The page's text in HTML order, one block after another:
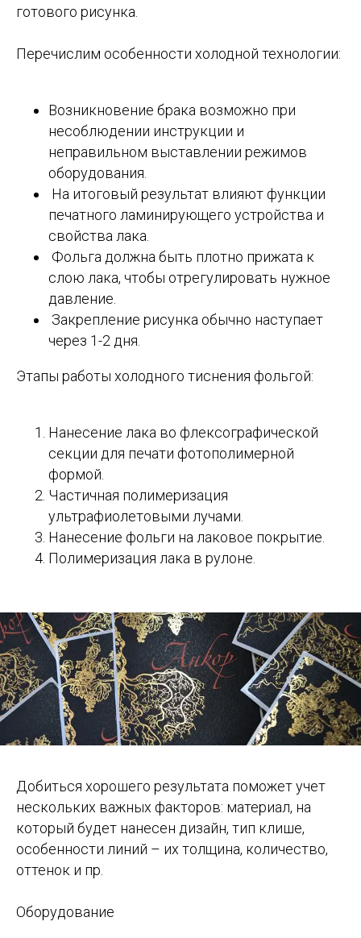
готового рисунка.
Перечислим особенности холодной технологии:
Возникновение брака возможно при
несоблюдении инструкции и
неправильном выставлении режимов
оборудования.
На итоговый результат влияют функции
печатного ламинирующего устройства и
свойства лака.
Фольга должна быть плотно прижата к
слою лака, чтобы отрегулировать нужное
давление.
Закрепление рисунка обычно наступает
через 1-2 дня.
Этапы работы холодного тиснения фольгой:
Нанесение лака во флексографической
секции для печати фотополимерной
формой.
Частичная полимеризация
ультрафиолетовыми лучами.
Нанесение фольги на лаковое покрытие.
Полимеризация лака в рулоне.
Добиться хорошего результата поможет учет
нескольких важных факторов: материал, на
который будет нанесен дизайн, тип клише,
особенности линий – их толщина, количество,
оттенок и пр.
Оборудование